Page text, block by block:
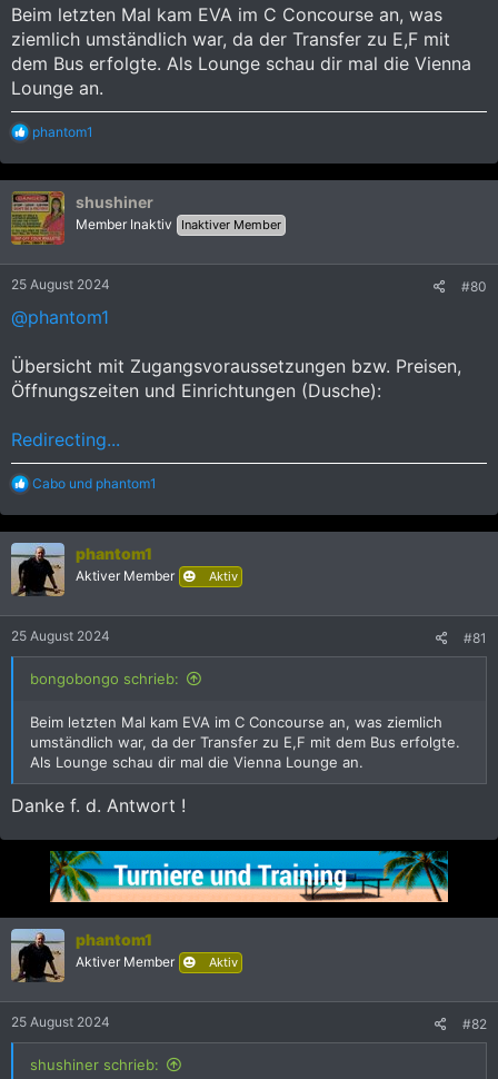
Vorzugsweise welche die 24/7 geöffnet sind. Bitte um
Antwort. Danke euch.
Beim letzten Mal kam EVA im C Concourse an, was
ziemlich umständlich war, da der Transfer zu E,F mit
dem Bus erfolgte. Als Lounge schau dir mal die Vienna
Lounge an.
R
a
k
t
i
o
n
phantom1
shushiner
Member Inaktiv Inaktiver Member
25 August 2024 #80
@phantom1
Übersicht mit Zugangsvoraussetzungen bzw. Preisen,
Öffnungszeiten und Einrichtungen (Dusche):
Redirecting...
R
a
k
t
o
n
:
Cabo und phantom1
phantom1
Aktiver Member Aktiv
25 August 2024 #81
bongobongo schrieb:
Beim letzten Mal kam EVA im C Concourse an, was ziemlich
umständlich war, da der Transfer zu E,F mit dem Bus erfolgte.
Als Lounge schau dir mal die Vienna Lounge an.
Danke f. d. Antwort !
phantom1
Aktiver Member Aktiv
25 August 2024 #82
shushiner schrieb: